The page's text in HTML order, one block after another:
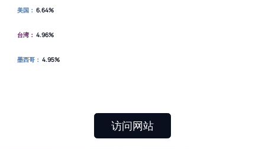
美国： 6.64%
台湾： 4.96%
墨西哥： 4.95%
访问网站